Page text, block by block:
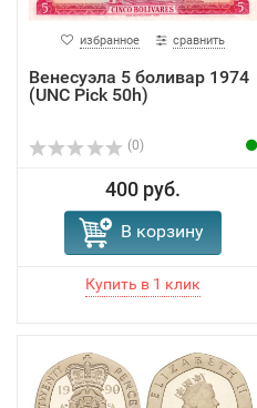
избранное сравнить
Венесуэла 5 боливар 1974
(UNC Pick 50h)
(0)
400 руб.
В корзину